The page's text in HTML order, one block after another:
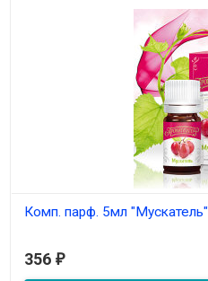
Комп. парф. 5мл "Мускатель"
356 ₽